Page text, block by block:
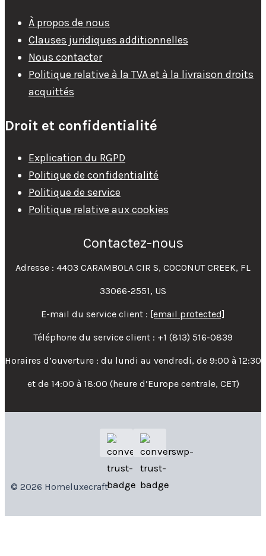
À propos de nous
Clauses juridiques additionnelles
Nous contacter
Politique relative à la TVA et à la livraison droits
acquittés
Droit et confidentialité
Explication du RGPD
Politique de confidentialité
Politique de service
Politique relative aux cookies
Contactez-nous
Adresse : 4403 CARAMBOLA CIR S, COCONUT CREEK, FL
33066-2551, US
E-mail du service client : [email protected]
Téléphone du service client : +1 (813) 516-0839
Horaires d’ouverture : du lundi au vendredi, de 9:00 à 12:30
et de 14:00 à 18:00 (heure d’Europe centrale, CET)
© 2026 Homeluxecraft